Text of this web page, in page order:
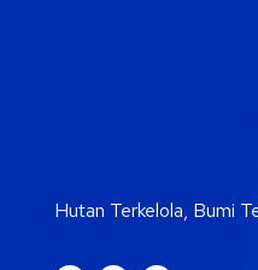
Hutan Terkelola, Bumi